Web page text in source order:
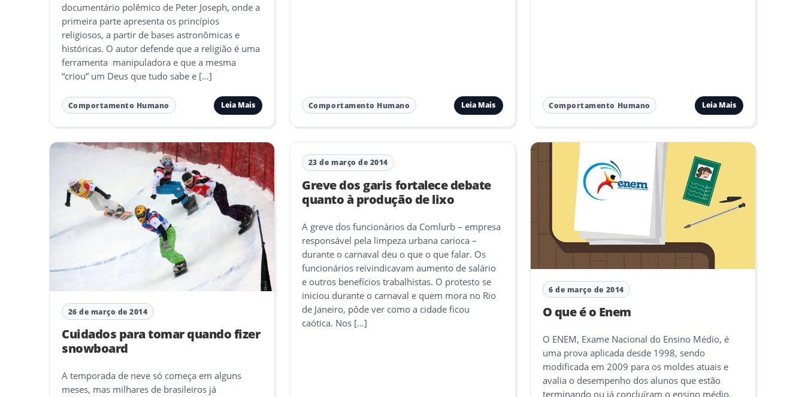
documentário polêmico de Peter Joseph, onde a
primeira parte apresenta os princípios
religiosos, a partir de bases astronômicas e
históricas. O autor defende que a religião é uma
ferramenta manipuladora e que a mesma
“criou” um Deus que tudo sabe e […]
Comportamento Humano Leia Mais Comportamento Humano Leia Mais Comportamento Humano Leia Mais
26 de março de 2014
Cuidados para tomar quando fizer
snowboard
A temporada de neve só começa em alguns
meses, mas milhares de brasileiros já
23 de março de 2014
Greve dos garis fortalece debate
quanto à produção de lixo
A greve dos funcionários da Comlurb – empresa
responsável pela limpeza urbana carioca –
durante o carnaval deu o que o que falar. Os
funcionários reivindicavam aumento de salário
e outros benefícios trabalhistas. O protesto se
iniciou durante o carnaval e quem mora no Rio
de Janeiro, pôde ver como a cidade ficou
caótica. Nos […]
6 de março de 2014
O que é o Enem
O ENEM, Exame Nacional do Ensino Médio, é
uma prova aplicada desde 1998, sendo
modificada em 2009 para os moldes atuais e
avalia o desempenho dos alunos que estão
terminando ou já concluíram o ensino médio.